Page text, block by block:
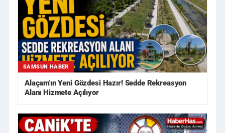
SAMSUN HABER
Alaçam'ın Yeni Gözdesi Hazır! Sedde Rekreasyon
Alanı Hizmete Açılıyor